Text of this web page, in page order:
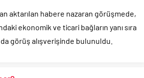
aktarılan habere nazaran görüşmede,
ekonomik ve ticari bağların yanı sıra
görüş alışverişinde bulunuldu.